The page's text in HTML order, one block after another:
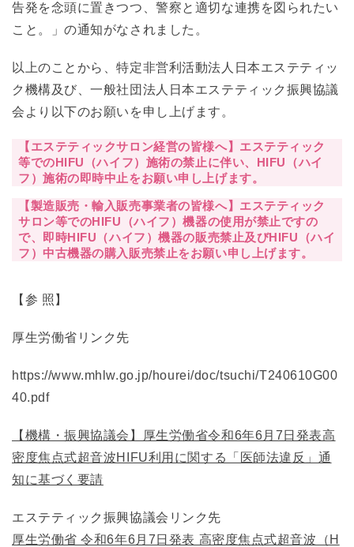
告発を念頭に置きつつ、警察と適切な連携を図られたい
こと。」の通知がなされました。
以上のことから、特定非営利活動法人日本エステティッ
ク機構及び、一般社団法人日本エステティック振興協議
会より以下のお願いを申し上げます。
【エステティックサロン経営の皆様へ】エステティック
等でのHIFU（ハイフ）施術の禁止に伴い、HIFU（ハイ
フ）施術の即時中止をお願い申し上げます。
【製造販売・輸入販売事業者の皆様へ】 エステティック
サロン等でのHIFU（ハイフ）機器の使用が禁止ですの
で、即時HIFU（ハイフ）機器の販売禁止及びHIFU（ハイ
フ）中古機器の購入販売禁止をお願い申し上げます。
【参 照】
厚生労働省リンク先
https://www.mhlw.go.jp/hourei/doc/tsuchi/T240610G00
40.pdf
【機構・振興協議会】厚生労働省令和6年6月7日発表高
密度焦点式超音波HIFU利用に関する「医師法違反」通
知に基づく要請
エステティック振興協議会リンク先
厚生労働省 令和6年6月7日発表 高密度焦点式超音波（H